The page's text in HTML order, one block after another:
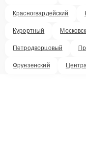
Красногвардейский
Курортный
Петродворцовый
Фрунзенский